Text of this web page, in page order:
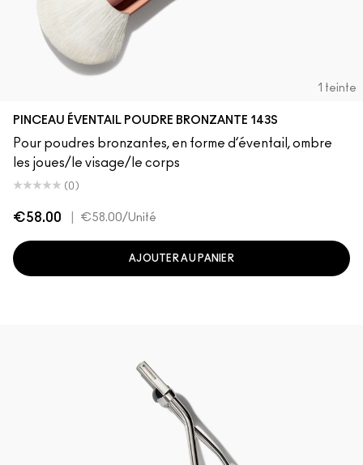
1 teinte
PINCEAU ÉVENTAIL POUDRE BRONZANTE 143S
Pour poudres bronzantes, en forme d’éventail, ombre
les joues/le visage/le corps
(0)
€58.00 €58.00/Unité
AJOUTER AU PANIER